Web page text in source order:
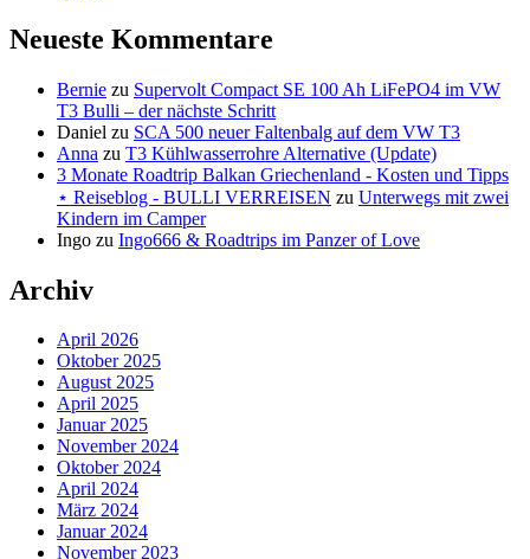
Neueste Kommentare
Bernie zu Supervolt Compact SE 100 Ah LiFePO4 im VW
T3 Bulli – der nächste Schritt
Daniel zu SCA 500 neuer Faltenbalg auf dem VW T3
Anna zu T3 Kühlwasserrohre Alternative (Update)
3 Monate Roadtrip Balkan Griechenland - Kosten und Tipps
⋆ Reiseblog - BULLI VERREISEN zu Unterwegs mit zwei
Kindern im Camper
Ingo zu Ingo666 & Roadtrips im Panzer of Love
Archiv
April 2026
Oktober 2025
August 2025
April 2025
Januar 2025
November 2024
Oktober 2024
April 2024
März 2024
Januar 2024
November 2023